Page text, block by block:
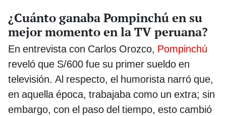
¿Cuánto ganaba Pompinchú en su
mejor momento en la TV peruana?
En entrevista con Carlos Orozco, Pompinchú
reveló que S/600 fue su primer sueldo en
televisión. Al respecto, el humorista narró que,
en aquella época, trabajaba como un extra; sin
embargo, con el paso del tiempo, esto cambió